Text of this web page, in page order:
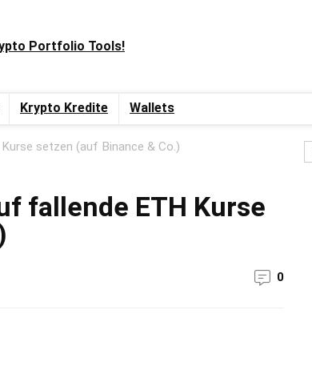
Portfolio Tools!
Krypto Kredite Wallets
setzen (auf Binance & Co.)
fallende ETH Kurse
0